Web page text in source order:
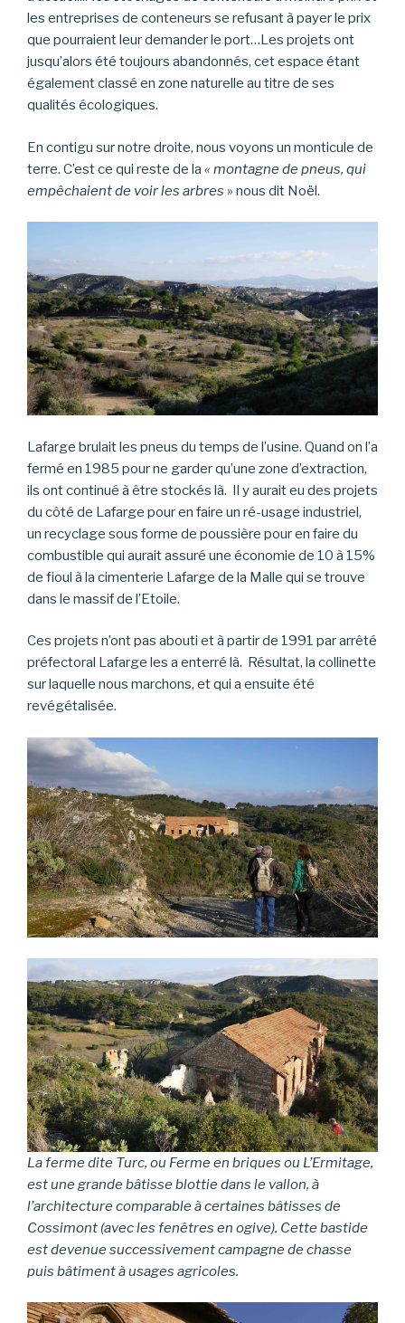
les entreprises de conteneurs se refusant à payer le prix
que pourraient leur demander le port…Les projets ont
jusqu’alors été toujours abandonnés, cet espace étant
également classé en zone naturelle au titre de ses
qualités écologiques.
En contigu sur notre droite, nous voyons un monticule de
terre. C’est ce qui reste de la « montagne de pneus, qui
empêchaient de voir les arbres » nous dit Noël.
Lafarge brulait les pneus du temps de l’usine. Quand on l’a
fermé en 1985 pour ne garder qu’une zone d’extraction,
ils ont continué à être stockés là. Il y aurait eu des projets
du côté de Lafarge pour en faire un ré-usage industriel,
un recyclage sous forme de poussière pour en faire du
combustible qui aurait assuré une économie de 10 à 15%
de fioul à la cimenterie Lafarge de la Malle qui se trouve
dans le massif de l’Etoile.
Ces projets n’ont pas abouti et à partir de 1991 par arrêté
préfectoral Lafarge les a enterré là. Résultat, la collinette
sur laquelle nous marchons, et qui a ensuite été
revégétalisée.
La ferme dite Turc, ou Ferme en briques ou L’Ermitage,
est une grande bâtisse blottie dans le vallon, à
l’architecture comparable à certaines bâtisses de
Cossimont (avec les fenêtres en ogive). Cette bastide
est devenue successivement campagne de chasse
puis bâtiment à usages agricoles.